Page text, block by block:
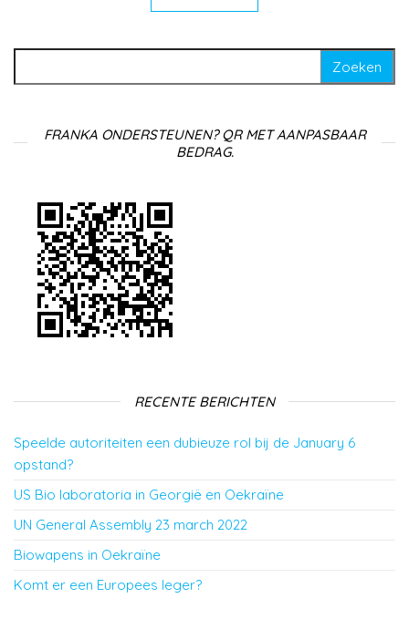
FRANKA ONDERSTEUNEN? QR MET AANPASBAAR
BEDRAG.
RECENTE BERICHTEN
Speelde autoriteiten een dubieuze rol bij de January 6
opstand?
US Bio laboratoria in Georgië en Oekraïne
UN General Assembly 23 march 2022
Biowapens in Oekraïne
Komt er een Europees leger?